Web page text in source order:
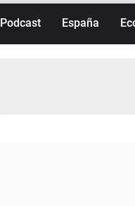
Podcast España